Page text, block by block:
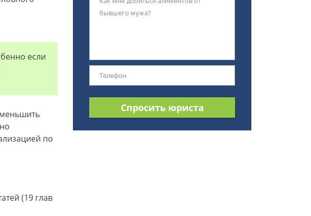
если
по
(19 глав
Спросить юриста